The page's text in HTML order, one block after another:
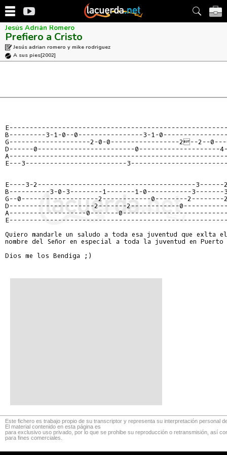
Jesús Adrián Romero
Prefiero a Cristo
Jesús adrian romero y mike rodriguez
A sus pies[2002]
B---------3-1-0--0----------------3-1-
G--------------------2-0-0-----------------2--2--0---
D------0------------------------0--------------------
E---3-------------------------
E----3-2---------------------------------------3------
B----------3-0-3--------1-------1-0-----------3-------
G--0-------------------2------------0--------2--------
D---------------------2-------2------------
A-------------------0-------
Quiero mandarle un saludo a toda esa juventud que exlta el
nombre del Señor en especial a toda la juventud en
Dios me los Bendiga ;)
Este fichero es trabajo propio de su transcriptor y representa su interpretación personal
El material contenido en esta página es
para exclusivo uso privado, por lo que se prohibe su reproducción o retransmisión, así
para fines comerciales.